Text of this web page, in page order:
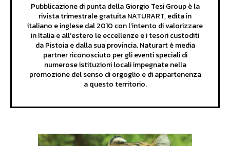
Pubblicazione di punta della Giorgio Tesi Group è la
rivista trimestrale gratuita NATURART, edita in
italiano e inglese dal 2010 con l’intento di valorizzare
in Italia e all’estero le eccellenze e i tesori custoditi
da Pistoia e dalla sua provincia. Naturart è media
partner riconosciuto per gli eventi speciali di
numerose istituzioni locali impegnate nella
promozione del senso di orgoglio e di appartenenza
a questo territorio.